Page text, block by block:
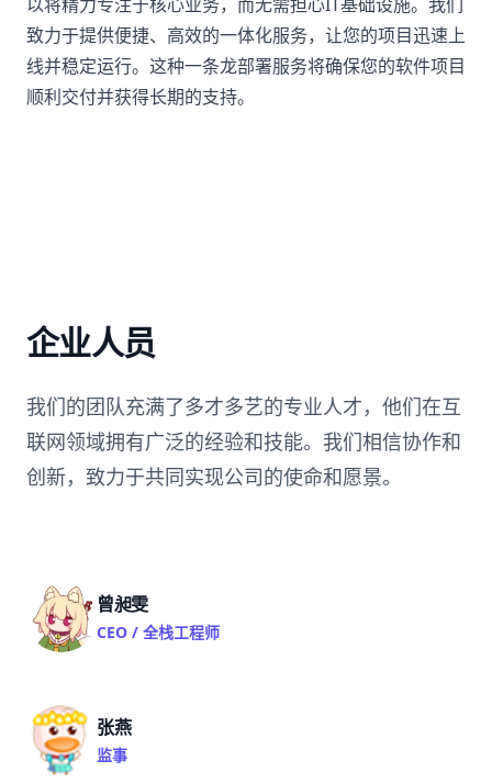
致力于提供便捷、高效的一体化服务，让您的项目迅速上
线并稳定运行。这种一条龙部署服务将确保您的软件项目
顺利交付并获得长期的支持。
企业人员
我们的团队充满了多才多艺的专业人才，他们在互
联网领域拥有广泛的经验和技能。我们相信协作和
创新，致力于共同实现公司的使命和愿景。
曾昶雯
CEO / 全栈工程师
张燕
监事